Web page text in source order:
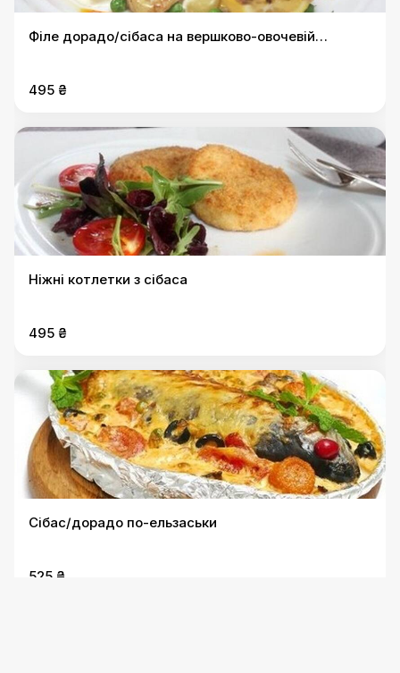
Філе дорадо/сібаса на вершково-овочевій
495 ₴
Ніжні котлетки з сібаса
495 ₴
Сібас/дорадо по-ельзаськи
525 ₴